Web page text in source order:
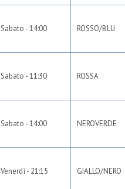
Sabato - 14:00 ROSSO/BLU
Sabato - 11:30 ROSSA
Sabato - 14:00 NEROVERDE
Venerdì - 21:15 GIALLO/NERO